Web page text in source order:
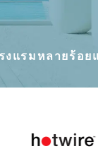
แรมหลายร้อย